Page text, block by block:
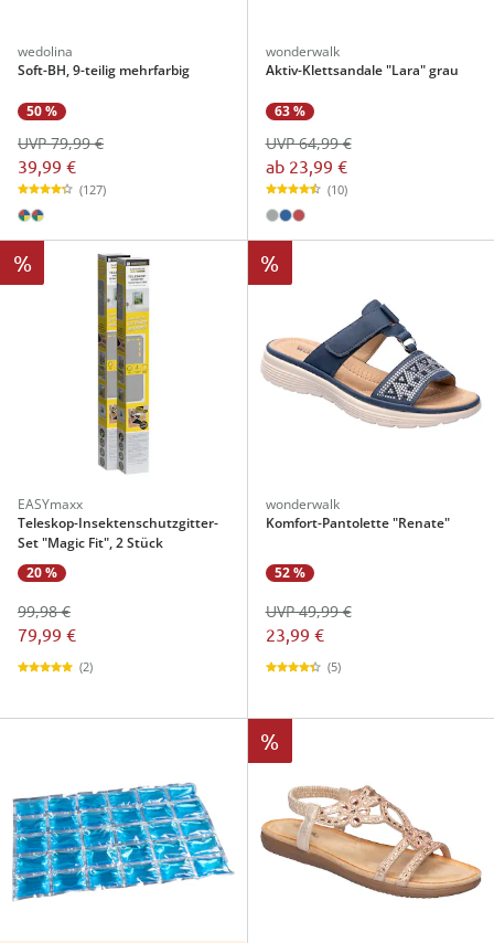
wedolina
Soft-BH, 9-teilig mehrfarbig
50 %
39,99 €
UVP 79,99 €
(127)
wonderwalk
Aktiv-Klettsandale "Lara" grau
63 %
ab 23,99 €
UVP 64,99 €
(10)
%
EASYmaxx
Teleskop-Insektenschutzgitter-
Set "Magic Fit", 2 Stück
20 %
99,98 €
79,99 €
(2)
%
wonderwalk
Komfort-Pantolette "Renate"
52 %
23,99 €
UVP 49,99 €
(5)
%